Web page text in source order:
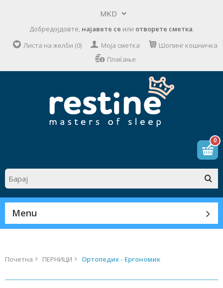
Добредојдовте, најавете се или отворете сметка.
Листа на желби (0)
Моја сметка
Шопинг кошничка
Плаќање
0
Menu
Почетна ПЕРНИЦИ Ортопедик - Ергономик